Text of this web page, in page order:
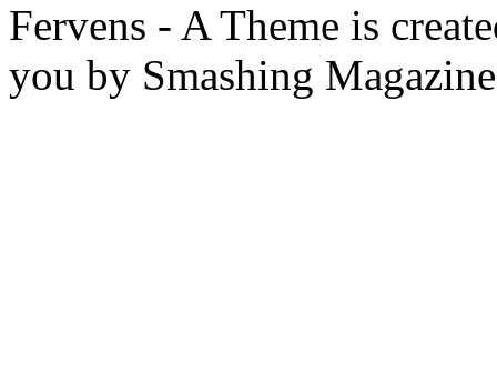
Fervens - A Theme is
you by Smashing Magazine